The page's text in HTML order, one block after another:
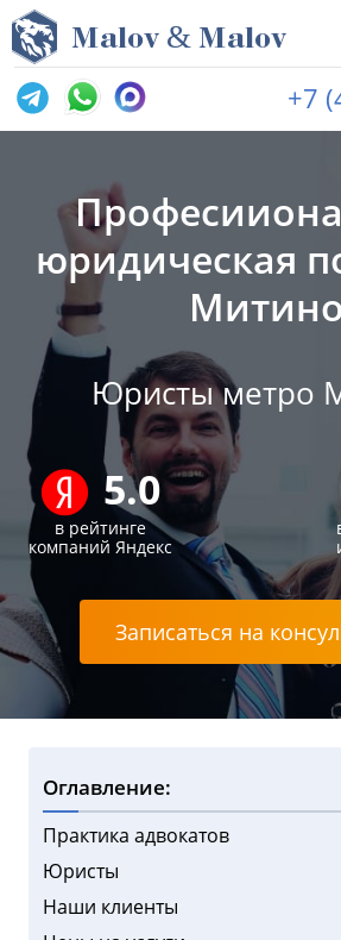
Malov & Malov
+7
юридическая
Митино
Юристы метро
5.0
в рейтинге
компаний Яндекс
Записаться
Оглавление:
Практика адвокатов
Юристы
Наши клиенты